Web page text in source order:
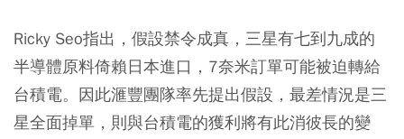
Ricky Seo指出，假設禁令成真，三星有七到九成的
半導體原料倚賴日本進口，7奈米訂單可能被迫轉給
台積電。因此滙豐團隊率先提出假設，最差情況是三
星全面掉單，則與台積電的獲利將有此消彼長的變